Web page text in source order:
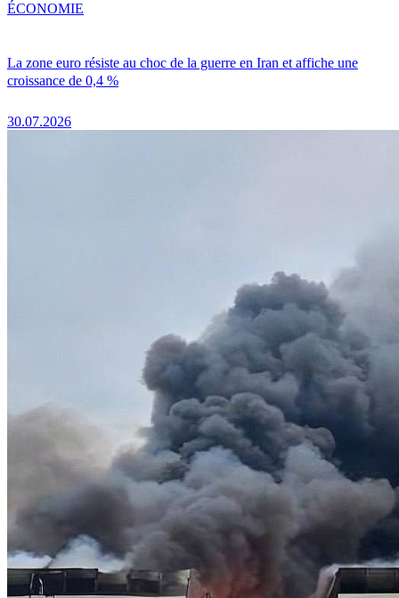
La zone euro résiste au choc de la guerre en Iran et affiche une
croissance de 0,4 %
30.07.2026
ÉCONOMIE